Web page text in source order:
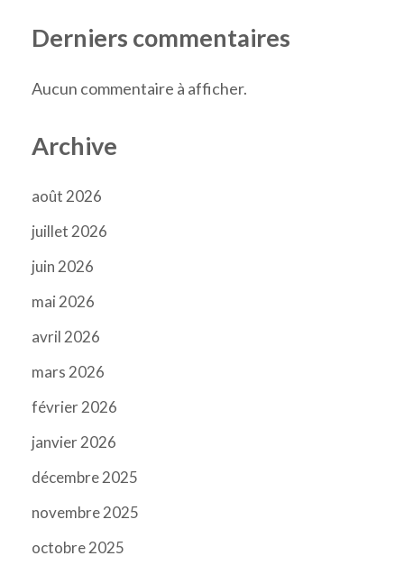
Derniers commentaires
Aucun commentaire à afficher.
Archive
août 2026
juillet 2026
juin 2026
mai 2026
avril 2026
mars 2026
février 2026
janvier 2026
décembre 2025
novembre 2025
octobre 2025